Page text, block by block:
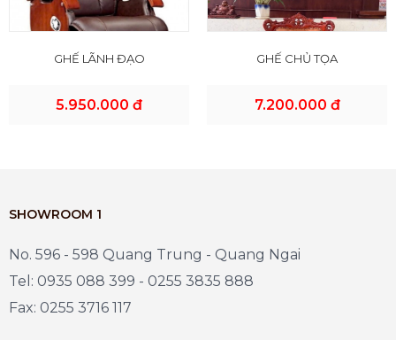
GHẾ LÃNH ĐẠO
5.950.000 đ
GHẾ CHỦ TỌA
7.200.000 đ
SHOWROOM 1
No. 596 - 598 Quang Trung - Quang Ngai
Tel: 0935 088 399 - 0255 3835 888
Fax: 0255 3716 117